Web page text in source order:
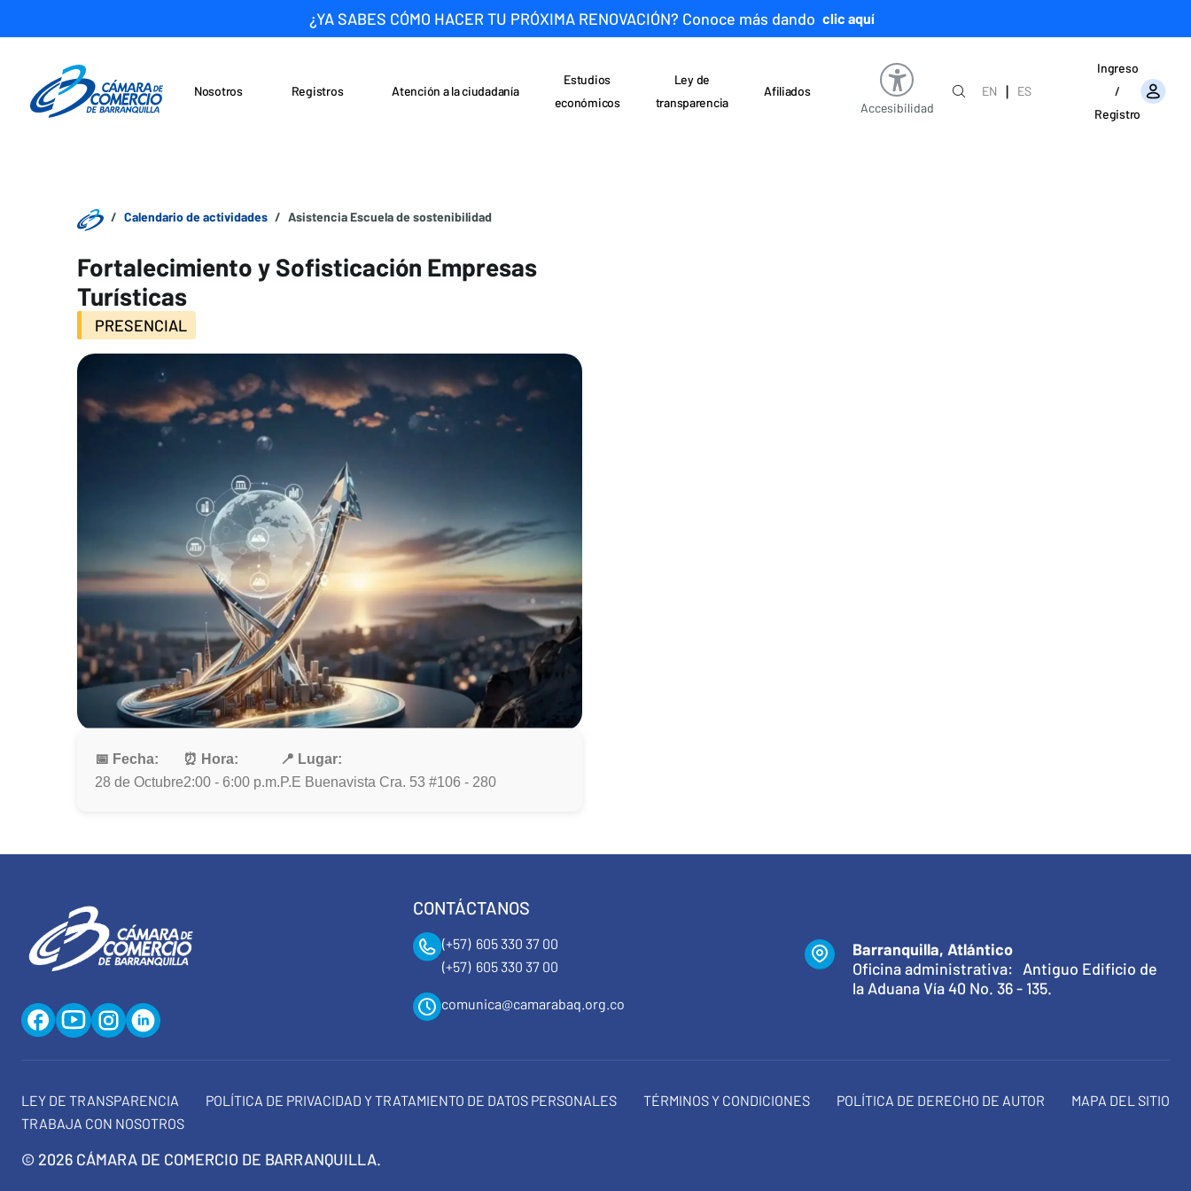
¿YA SABES CÓMO HACER TU PRÓXIMA RENOVACIÓN? Conoce más dando clic aquí
Nosotros Registros
Atención a la ciudadanía
Estudios
económicos
Ley de
transparencia
Afiliados
Accesibilidad
EN |
ES
Ingreso
/
Registro
Calendario de actividades Asistencia Escuela de sostenibilidad
Fortalecimiento y Sofisticación Empresas
Turísticas
PRESENCIAL
📅 Fecha:
28 de Octubre
⏰ Hora:
2:00 - 6:00 p.m.
📍 Lugar:
P.E Buenavista Cra. 53 #106 - 280
CONTÁCTANOS
(+57) 605 330 37 00
(+57) 605 330 37 00
comunica@camarabaq.org.co
Barranquilla, Atlántico
Oficina administrativa: Antiguo Edificio de
la Aduana Vía 40 No. 36 - 135.
LEY DE TRANSPARENCIA POLÍTICA DE PRIVACIDAD Y TRATAMIENTO DE DATOS PERSONALES TÉRMINOS Y CONDICIONES POLÍTICA DE DERECHO DE AUTOR
MAPA DEL SITIO
TRABAJA CON NOSOTROS
© 2026 CÁMARA DE COMERCIO DE BARRANQUILLA.